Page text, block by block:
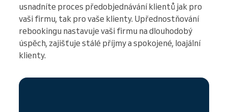
usnadníte proces předobjednávání klientů jak pro
vaši firmu, tak pro vaše klienty. Upřednostňování
rebookingu nastavuje vaši firmu na dlouhodobý
úspěch, zajišťuje stálé příjmy a spokojené, loajální
klienty.